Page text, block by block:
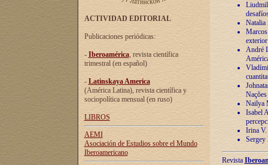
ACTIVIDAD EDITORIAL
Publicaciones periódicas:
- Iberoamérica, revista científica
trimestral (en español)
- Latinskaya America
(América Latina), revista científica y
sociopolítica mensual (en ruso)
LIBROS
AEMI
Asociación de Estudios sobre el Mundo
Iberoamericano
Natalia
André
Nailya
Isabel
Irina V.
Sergey
Revista